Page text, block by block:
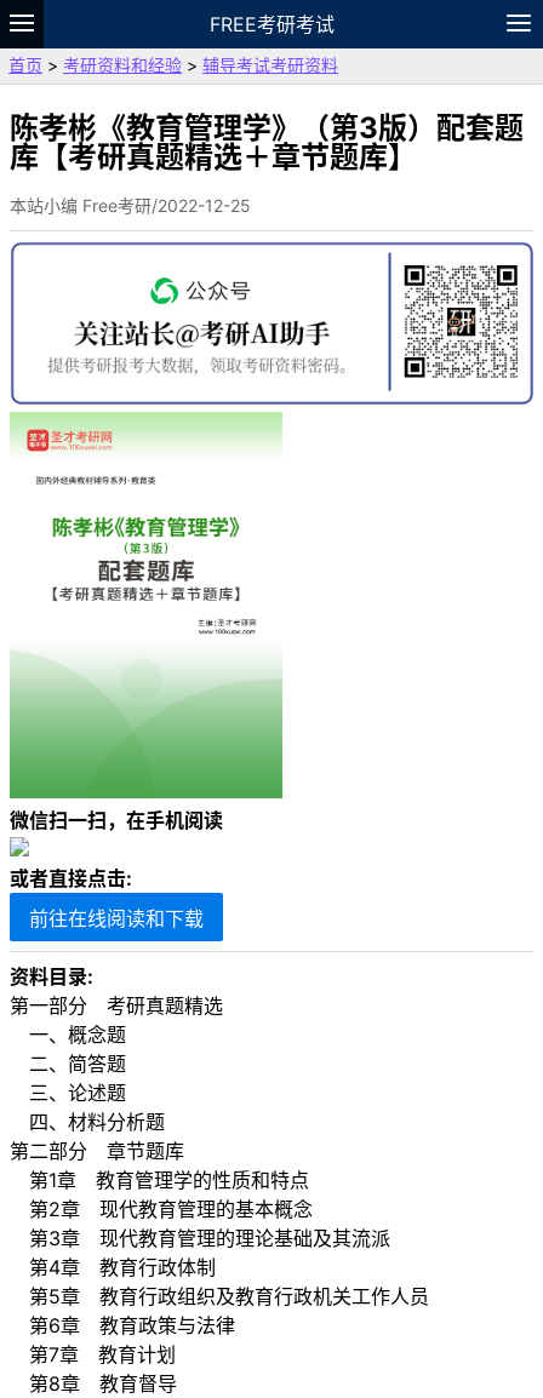
FREE考研考试
题库
故事 专题 APP 笔记
VIP
资料
首页 > 考研资料和经验 > 辅导考试考研资料
陈孝彬《教育管理学》（第3版）配套题
库【考研真题精选＋章节题库】
本站小编 Free考研/2022-12-25
微信扫一扫，在手机阅读
或者直接点击:
前往在线阅读和下载
资料目录:
第一部分 考研真题精选
一、概念题
二、简答题
三、论述题
四、材料分析题
第二部分 章节题库
第1章 教育管理学的性质和特点
第2章 现代教育管理的基本概念
第3章 现代教育管理的理论基础及其流派
第4章 教育行政体制
第5章 教育行政组织及教育行政机关工作人员
第6章 教育政策与法律
第7章 教育计划
第8章 教育督导